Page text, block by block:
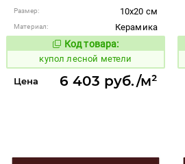
Размер: 10x20 см
Материал:
Керамика
Код товара:
849550 Код товара:
купол лесной метели
Цена 6 403 руб./м²